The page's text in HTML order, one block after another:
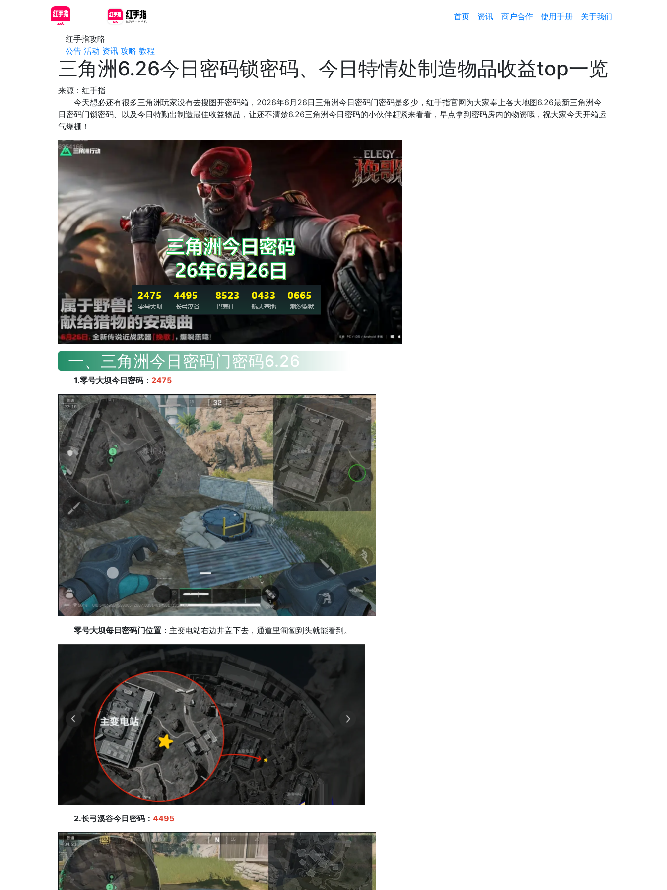
首页 资讯 商户合作 使用手册 关于我们
红手指攻略
公告 活动 资讯 攻略 教程
三角洲6.26今日密码锁密码、今日特情处制造物品收益top一览
来源：红手指
今天想必还有很多三角洲玩家没有去搜图开密码箱，2026年6月26日三角洲今日密码门密码是多少，红手指官网为大家奉上各大地图6.26最新三角洲今
日密码门锁密码、以及今日特勤出制造最佳收益物品，让还不清楚6.26三角洲今日密码的小伙伴赶紧来看看，早点拿到密码房内的物资哦，祝大家今天开箱运
气爆棚！
一、三角洲今日密码门密码6.26
1.零号大坝今日密码： 2475
零号大坝每日密码门位置： 主变电站右边井盖下去，通道里匍匐到头就能看到。
2.长弓溪谷今日密码： 4495